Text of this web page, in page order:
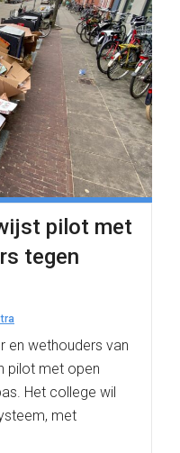
pilot met
tegen
en wethouders van
pilot met open
Het college wil
met